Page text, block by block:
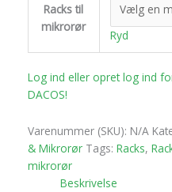
Racks til
mikrorør
Ryd
Log ind eller opret log ind
DACOS!
Varenummer (SKU): N/A
& Mikrorør Tags: Racks,
mikrorør
Beskrivelse